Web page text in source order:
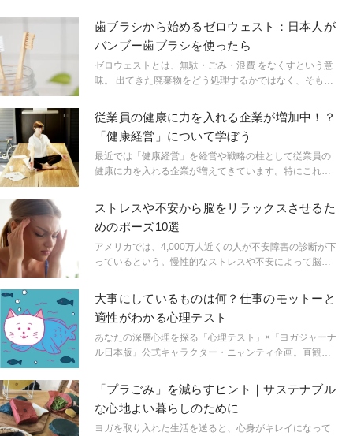
歯ブラシから始めるゼロウェスト：日本人が
バンブー歯ブラシを使ったら
ゼロウェストとは、無駄・ごみ・浪費 をなくすという意
味。 出てきた廃棄物をどう処理するかではなく、そもそ
シンガポール在住の筆者が実践した、身の回りのアイテ
ムから始めるゼロウェストについてお話しします。
従業員の健康に力を入れる企業が増加中！？
「健康経営」について学ぼう
最近では「健康経営」を経営や戦略の柱として従業員の
健康に力を入れる企業が増えてきています。特にこれか
業に提供したいと考えているインストラクターにはなく
てはならない視点です。
ストレスや不安から脳をリラックスさせるた
めのポーズ10選
アメリカでは、4,000万人近くの人が不安障害の診断が下
っているという。慢性的なストレスや不安によって脳に
いるリセット方法のかぎは… ヨガが握っている。ストレ
スを緩和し、脳をリラックスさせるためのポーズを紹介
しよう。
大事にしているものは何？仕事のモットーと
適性がわかる心理テスト
あなたの深層心理を探る「心理テスト」×『ヨガジャーナ
ル日本版』公式キャラクター・ニャンティ企画。直観を
「プラごみ」を減らすヒント｜サステナブル
な心地よい暮らしのために
ヨガを取り入れた生活を送ると、心身がキレイになって